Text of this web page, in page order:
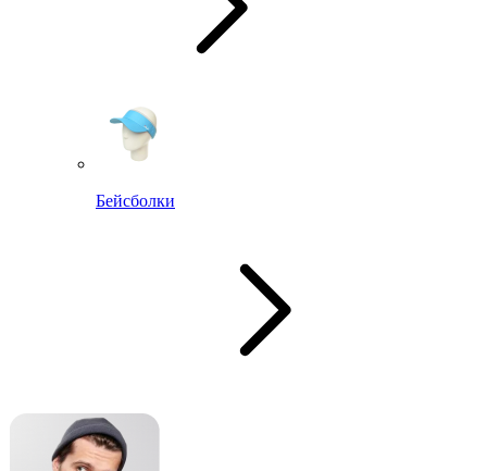
Бейсболки